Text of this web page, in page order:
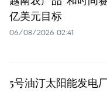
亿美元目标
06/08/2026 02:41
5号油汀太阳能发电